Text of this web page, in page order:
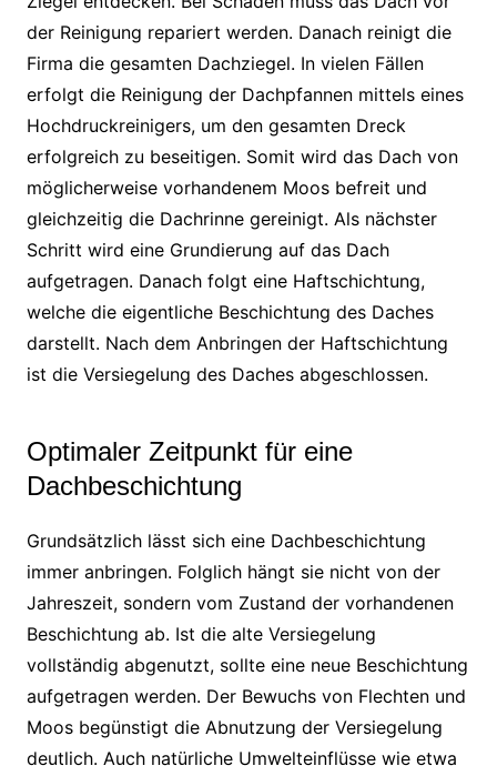
der Reinigung repariert werden. Danach reinigt die
Firma die gesamten Dachziegel. In vielen Fällen
erfolgt die Reinigung der Dachpfannen mittels eines
Hochdruckreinigers, um den gesamten Dreck
erfolgreich zu beseitigen. Somit wird das Dach von
möglicherweise vorhandenem Moos befreit und
gleichzeitig die Dachrinne gereinigt. Als nächster
Schritt wird eine Grundierung auf das Dach
aufgetragen. Danach folgt eine Haftschichtung,
welche die eigentliche Beschichtung des Daches
darstellt. Nach dem Anbringen der Haftschichtung
ist die Versiegelung des Daches abgeschlossen.
Optimaler Zeitpunkt für eine
Dachbeschichtung
Grundsätzlich lässt sich eine Dachbeschichtung
immer anbringen. Folglich hängt sie nicht von der
Jahreszeit, sondern vom Zustand der vorhandenen
Beschichtung ab. Ist die alte Versiegelung
vollständig abgenutzt, sollte eine neue Beschichtung
aufgetragen werden. Der Bewuchs von Flechten und
Moos begünstigt die Abnutzung der Versiegelung
deutlich. Auch natürliche Umwelteinflüsse wie etwa